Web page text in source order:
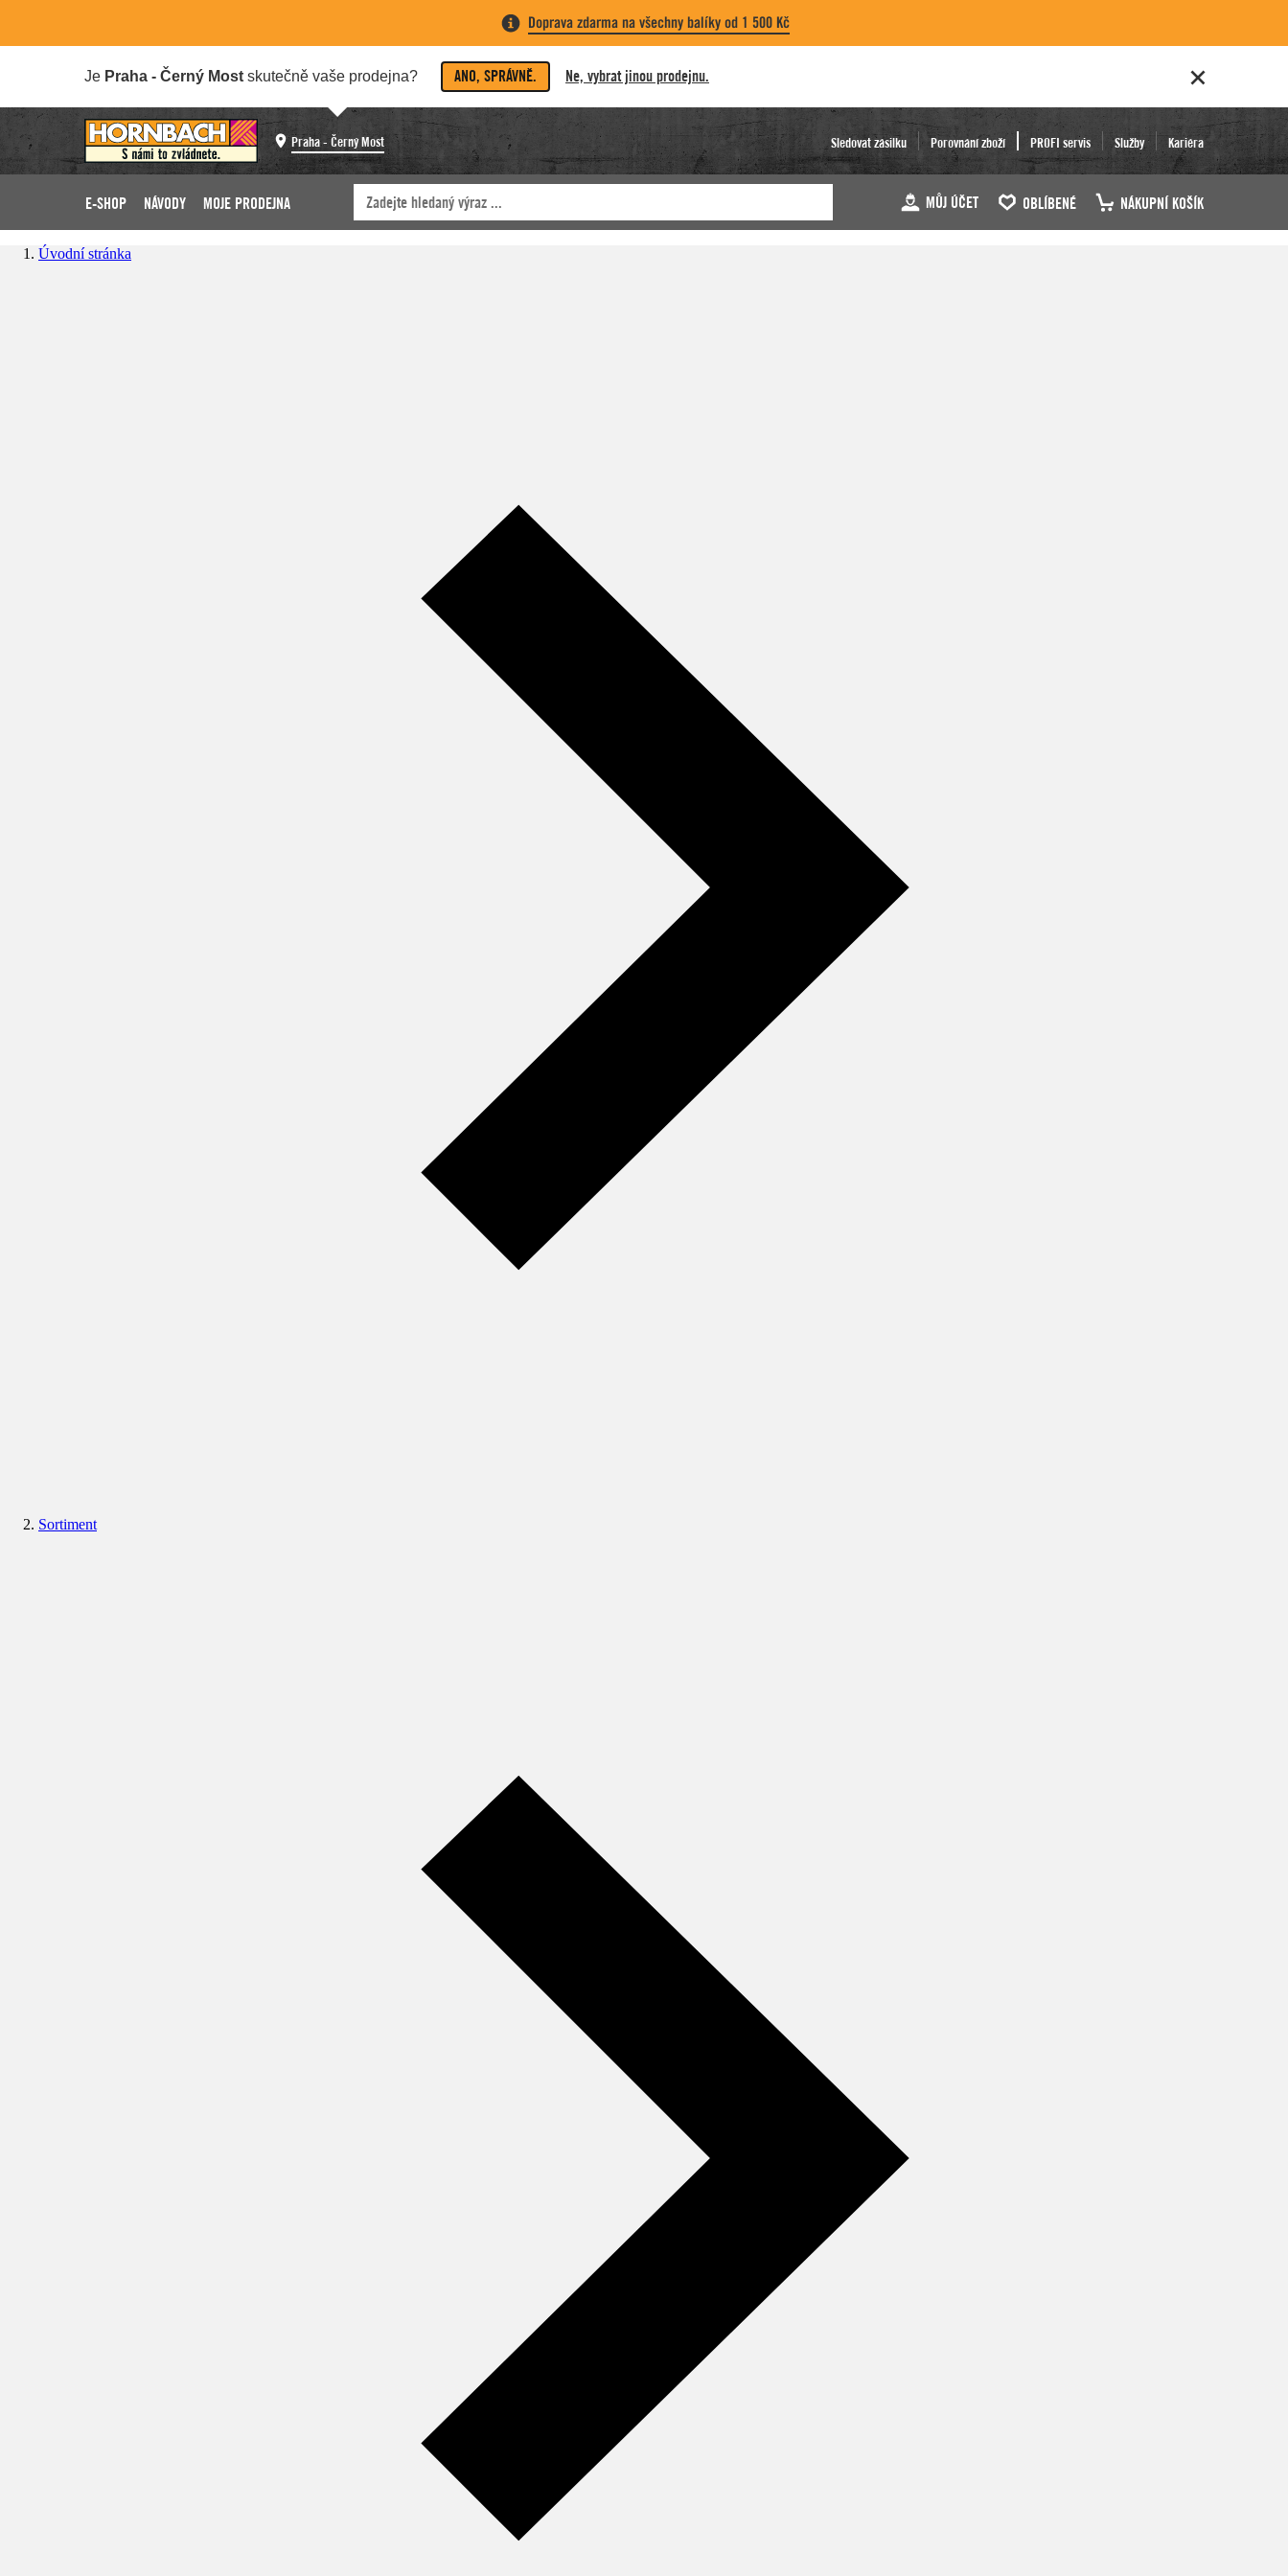
Doprava zdarma na všechny balíky od 1 500 Kč
Je Praha - Černý Most skutečně vaše prodejna? ANO, SPRÁVNĚ. Ne, vybrat jinou prodejnu.
Praha - Černý Most Sledovat zásilku Porovnání zboží PROFI servis Služby Kariéra
E-SHOP NÁVODY MOJE PRODEJNA MŮJ ÚČET OBLÍBENÉ NÁKUPNÍ KOŠÍK
Úvodní stránka
Sortiment